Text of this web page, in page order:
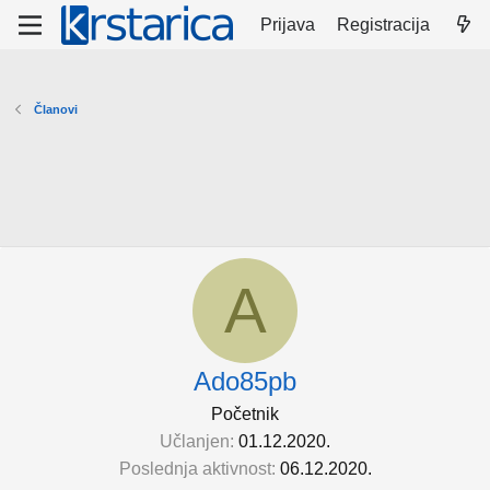
Prijava Registracija
Članovi
A
Ado85pb
Početnik
Učlanjen 01.12.2020.
Poslednja aktivnost 06.12.2020.